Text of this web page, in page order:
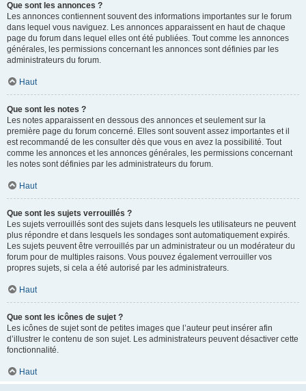
Que sont les annonces ?
Les annonces contiennent souvent des informations importantes sur le forum
dans lequel vous naviguez. Les annonces apparaissent en haut de chaque
page du forum dans lequel elles ont été publiées. Tout comme les annonces
générales, les permissions concernant les annonces sont définies par les
administrateurs du forum.
Haut
Que sont les notes ?
Les notes apparaissent en dessous des annonces et seulement sur la
première page du forum concerné. Elles sont souvent assez importantes et il
est recommandé de les consulter dès que vous en avez la possibilité. Tout
comme les annonces et les annonces générales, les permissions concernant
les notes sont définies par les administrateurs du forum.
Haut
Que sont les sujets verrouillés ?
Les sujets verrouillés sont des sujets dans lesquels les utilisateurs ne peuvent
plus répondre et dans lesquels les sondages sont automatiquement expirés.
Les sujets peuvent être verrouillés par un administrateur ou un modérateur du
forum pour de multiples raisons. Vous pouvez également verrouiller vos
propres sujets, si cela a été autorisé par les administrateurs.
Haut
Que sont les icônes de sujet ?
Les icônes de sujet sont de petites images que l’auteur peut insérer afin
d’illustrer le contenu de son sujet. Les administrateurs peuvent désactiver cette
fonctionnalité.
Haut